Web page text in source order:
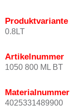
Produktvariante
0.8LT
Artikelnummer
1050 800 ML BT
Materialnummer
4025331489900